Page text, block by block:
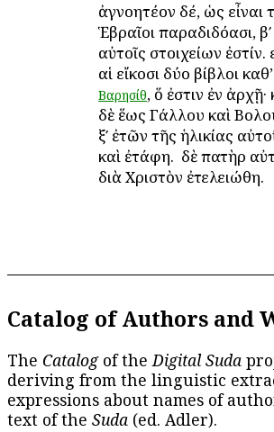
ἀγνοητέον δέ, ὡς εἶναι
Ἑβραῖοι παραδιδόασι,
αὐτοῖς στοιχείων ἐστίν.
αἱ εἴκοσι δύο βίβλοι
Βαρησίθ, ὅ ἐστιν ἐν
δὲ ἕως Γάλλου καὶ
ξʹ ἐτῶν τῆς ἡλικίας
καὶ ἐτάφη. ὁ δὲ πατὴρ
διὰ Χριστὸν ἐτελειώθη.
Catalog of Authors and
The Catalogof theDigital Suda
deriving from the linguistic
expressions about names of
text of the Suda (ed. Adler).